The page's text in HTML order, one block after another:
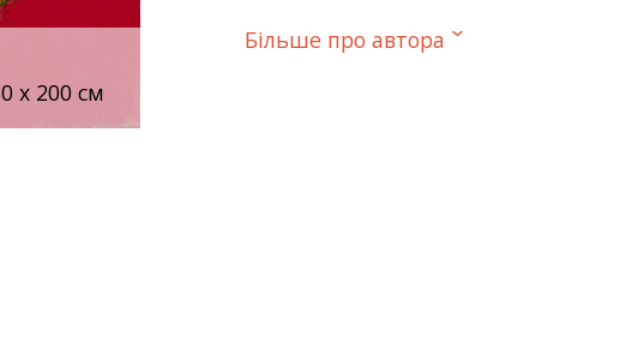
х 200 см
1978 – член Спілки художників
Більше про автора